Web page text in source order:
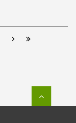
Nächste